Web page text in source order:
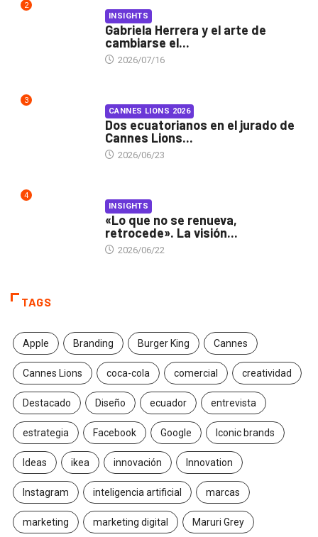
2
INSIGHTS
Gabriela Herrera y el arte de
cambiarse el...
2026/07/16
3
CANNES LIONS 2026
Dos ecuatorianos en el jurado de
Cannes Lions...
2026/06/23
4
INSIGHTS
«Lo que no se renueva,
retrocede». La visión...
2026/06/22
TAGS
Apple Branding Burger King Cannes
Cannes Lions coca-cola comercial creatividad
Destacado Diseño ecuador entrevista
estrategia Facebook Google Iconic brands
Ideas ikea innovación Innovation
Instagram inteligencia artificial marcas
marketing marketing digital Maruri Grey